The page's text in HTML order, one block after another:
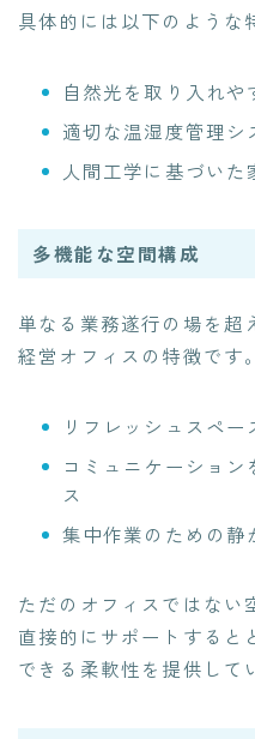
具体的には以下のような
自然光を取り入れや
適切な温湿度管理シ
人間工学に基づいた
多機能な空間構成
単なる業務遂行の場を超
経営オフィスの特徴です。
リフレッシュスペ
コミュニケーショ
ス
集中作業のための静
ただのオフィスではない
直接的にサポートすると
できる柔軟性を提供して